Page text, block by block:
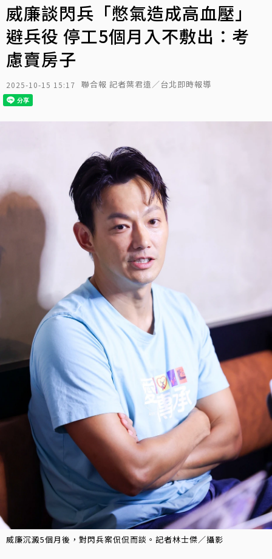
威廉談閃兵「憋氣造成高血壓」
避兵役 停工5個月入不敷出：考
慮賣房子
2025-10-15 15:17 聯合報 記者葉君遠／台北即時報導
威廉沉澱5個月後，對閃兵案侃侃而談。記者林士傑／攝影